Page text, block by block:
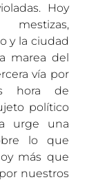
Hoy
mestizas,
y la ciudad
marea del
vía por
hora de
político
urge una
lo que
más que
nuestros